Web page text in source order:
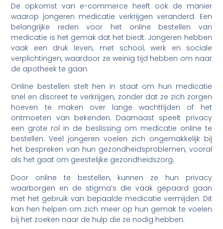
De opkomst van e-commerce heeft ook de manier
waarop jongeren medicatie verkrijgen veranderd. Een
belangrijke reden voor het online bestellen van
medicatie is het gemak dat het biedt. Jongeren hebben
vaak een druk leven, met school, werk en sociale
verplichtingen, waardoor ze weinig tijd hebben om naar
de apotheek te gaan.
Online bestellen stelt hen in staat om hun medicatie
snel en discreet te verkrijgen, zonder dat ze zich zorgen
hoeven te maken over lange wachttijden of het
ontmoeten van bekenden. Daarnaast speelt privacy
een grote rol in de beslissing om medicatie online te
bestellen. Veel jongeren voelen zich ongemakkelijk bij
het bespreken van hun gezondheidsproblemen, vooral
als het gaat om geestelijke gezondheidszorg.
Door online te bestellen, kunnen ze hun privacy
waarborgen en de stigma’s die vaak gepaard gaan
met het gebruik van bepaalde medicatie vermijden. Dit
kan hen helpen om zich meer op hun gemak te voelen
bij het zoeken naar de hulp die ze nodig hebben.